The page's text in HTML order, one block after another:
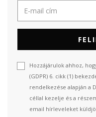
Hozzájárulok ahhoz,
(GDPR) 6. cikk (1)
rendelkezése alapján a
céllal kezelje és a
email hírleveleket